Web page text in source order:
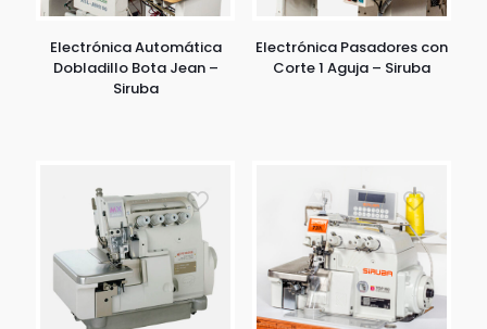
Electrónica Automática
Dobladillo Bota Jean –
Siruba
Electrónica Pasadores con
Corte 1 Aguja – Siruba